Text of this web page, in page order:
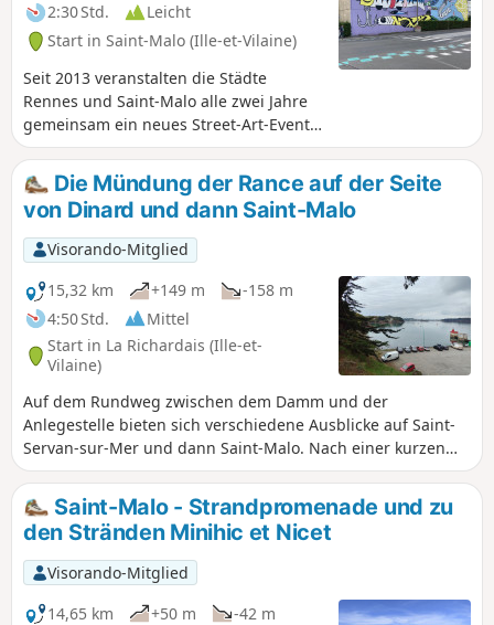
2:30 Std.
Leicht
Start in Saint-Malo (Ille-et-Vilaine)
Seit 2013 veranstalten die Städte
Rennes und Saint-Malo alle zwei Jahre
gemeinsam ein neues Street-Art-Event.
Zu diesem Anlass schmücken Werke von
Street-Art-Künstlern die Wände der
Stadt, die sich in riesige, farbenfrohe
Wandgemälde verwandeln. So entsteht
diese vergängliche Kunst, die im Laufe
der einzelnen Ausgaben wieder
verschwindet. Die letzte Veranstaltung
fand 2022 statt. Dieser rein städtische
Rundgang, der im August 2024
realisiert wurde, führt durch
verschiedene Stadtviertel und
ermöglicht es, einige oft panoramische
Werke zu entdecken, von denen einige
unter einer Dämmschicht oder einer
Fassadenrenovierung aus dem Stadtbild
verschwunden sind, insbesondere am
Quai Duguay Trouin. Schlendern Sie
durch diese Galerie unter freiem
Himmel – eine Gelegenheit, zwischen
Traum und Fantasie frische Luft zu
schnappen.
Die Mündung der Rance auf der Seite
von Dinard und dann Saint-Malo
Visorando-Mitglied
15,32 km
+149 m
-158 m
4:50 Std.
Mittel
Start in La Richardais (Ille-et-
Vilaine)
Auf dem Rundweg zwischen dem Damm und der
Anlegestelle bieten sich verschiedene Ausblicke auf Saint-
Servan-sur-Mer und dann Saint-Malo. Nach einer kurzen
Überfahrt mit dem Boot gelangt man in ein Außenbecken
des Hafens von Saint-Malo. Weiter geht es zur Cité d'Aleth,
zum Tour Solidor und zum Rosais, um diese Tour mit der
Überquerung des Damms zu beenden.
Saint-Malo - Strandpromenade und zu
den Stränden Minihic et Nicet
Visorando-Mitglied
14,65 km
+50 m
-42 m